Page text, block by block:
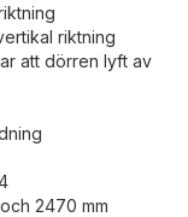
riktning
att dörren lyft av
2470 mm